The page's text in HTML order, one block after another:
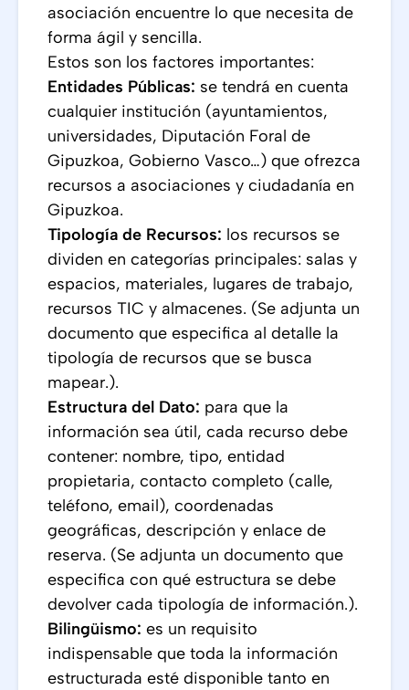
asociación encuentre lo que necesita de
forma ágil y sencilla.
Estos son los factores importantes:
Entidades Públicas: se tendrá en cuenta
cualquier institución (ayuntamientos,
universidades, Diputación Foral de
Gipuzkoa, Gobierno Vasco…) que ofrezca
recursos a asociaciones y ciudadanía en
Gipuzkoa.
Tipología de Recursos: los recursos se
dividen en categorías principales: salas y
espacios, materiales, lugares de trabajo,
recursos TIC y almacenes. (Se adjunta un
documento que especifica al detalle la
tipología de recursos que se busca
mapear.).
Estructura del Dato: para que la
información sea útil, cada recurso debe
contener: nombre, tipo, entidad
propietaria, contacto completo (calle,
teléfono, email), coordenadas
geográficas, descripción y enlace de
reserva. (Se adjunta un documento que
especifica con qué estructura se debe
devolver cada tipología de información.).
Bilingüismo: es un requisito
indispensable que toda la información
estructurada esté disponible tanto en